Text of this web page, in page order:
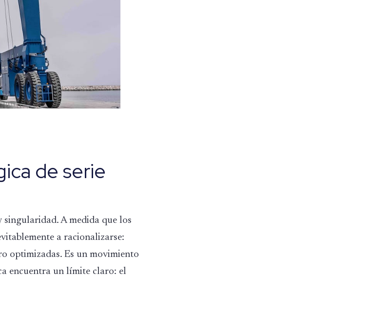
de serie
A medida que los
a racionalizarse:
optimizadas. Es un movimiento
encuentra un límite claro: el